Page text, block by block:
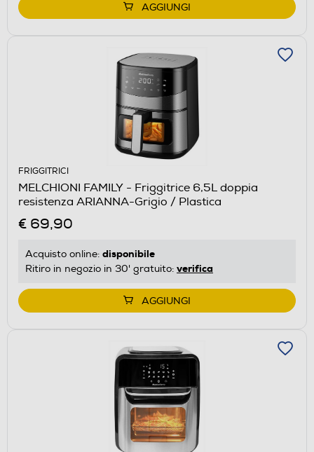
AGGIUNGI
FRIGGITRICI
MELCHIONI FAMILY - Friggitrice 6,5L doppia
resistenza ARIANNA-Grigio / Plastica
€ 69,90
Acquisto online: disponibile
Ritiro in negozio in 30' gratuito: verifica
AGGIUNGI